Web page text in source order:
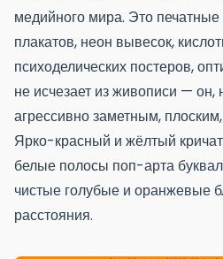
медийного мира. Это
плакатов, неон вывесок,
психоделических постеров,
не исчезает из живописи — он,
агрессивно заметным,
Ярко-красный и жёлтый
белые полосы поп-арта
чистые голубые и оранжевые
расстояния.